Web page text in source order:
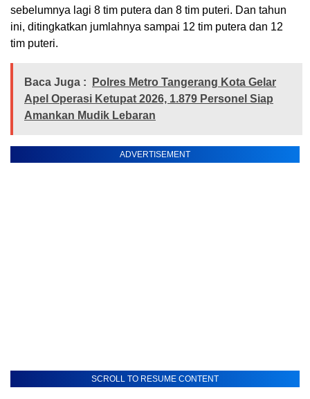
sebelumnya lagi 8 tim putera dan 8 tim puteri. Dan tahun
ini, ditingkatkan jumlahnya sampai 12 tim putera dan 12
tim puteri.
Baca Juga :
Polres Metro Tangerang Kota Gelar
Apel Operasi Ketupat 2026, 1.879 Personel Siap
Amankan Mudik Lebaran
ADVERTISEMENT
SCROLL TO RESUME CONTENT